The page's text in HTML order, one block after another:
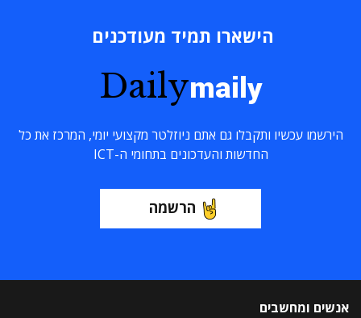
הישארו תמיד מעודכנים
Dailymaily
הירשמו עכשיו ותקבלו גם אתם ניוזלטר מקצועי יומי, המרכז את כל
החדשות והעדכונים בתחומי ה-ICT
הרשמה
אנשים ומחשבים